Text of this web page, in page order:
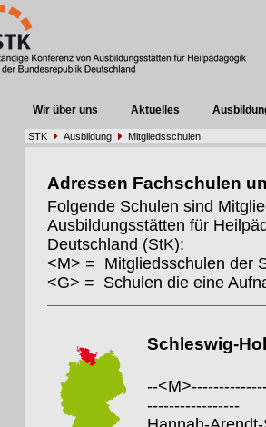
Wir über uns Aktuelles
STK Ausbildung Mitgliedsschulen
Adressen Fachschulen
Folgende Schulen sind
Ausbildungsstätten für
Deutschland (StK):
<M> = Mitgliedsschulen der
<G> = Schulen die eine
Schleswig-
--
-----------------